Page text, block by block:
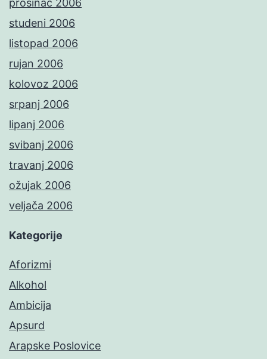
prosinac 2006
studeni 2006
listopad 2006
rujan 2006
kolovoz 2006
srpanj 2006
lipanj 2006
svibanj 2006
travanj 2006
ožujak 2006
veljača 2006
Kategorije
Aforizmi
Alkohol
Ambicija
Apsurd
Arapske Poslovice